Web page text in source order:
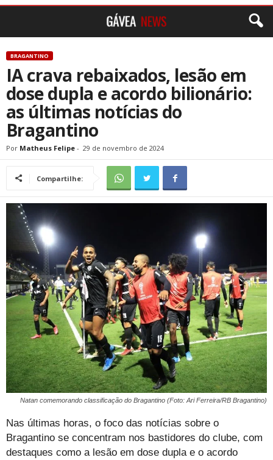
BRAGANTINO
IA crava rebaixados, lesão em
dose dupla e acordo bilionário:
as últimas notícias do
Bragantino
Por Matheus Felipe - 29 de novembro de 2024
Compartilhe:
Natan comemorando classificação do Bragantino (Foto: Ari Ferreira/RB Bragantino)
Nas últimas horas, o foco das notícias sobre o
Bragantino se concentram nos bastidores do clube, com
destaques como a lesão em dose dupla e o acordo